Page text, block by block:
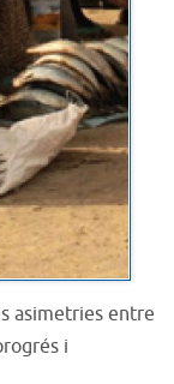
asimetries entre
i